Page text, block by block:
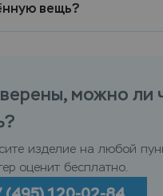
вещь?
можно ли
изделие на любой
оценит бесплатно.